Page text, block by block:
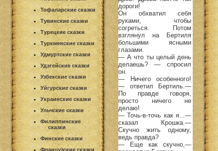
Тофаларские сказки
Тувинские сказки
Турецкие сказки
Туркменские сказки
Удмуртские сказки
Удэгейские сказки
Узбекские сказки
Уйгурские сказки
Украинские сказки
Ульчские сказки
Филиппинские
сказки
Финские сказки
Французские сказки
дороги!
Он обхватил себя
руками, чтобы
согреться. Потом
взглянул на Бертиля
большими ясными
глазами.
— А что ты целый день
делаешь? — спросил
он.
— Ничего особенного!
— ответил Бертиль.—
По правде говоря,
просто ничего не
делаю!
— Точь-в-точь как я...—
сказал Крошка.—
Скучно жить одному,
ведь правда?
— Еще как скучно,—